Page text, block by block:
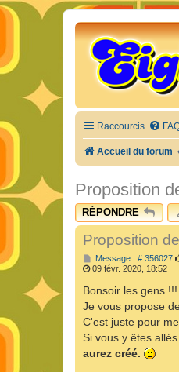
Raccourcis
Accueil du forum
Proposition
RÉPONDRE
Proposition
Message : # 356027M
s
g
e
09 févr. 2020, 18:52
Bonsoir les gens !!!
Je vous propose
C'est juste pour
Si vous y êtes
aurez créé.